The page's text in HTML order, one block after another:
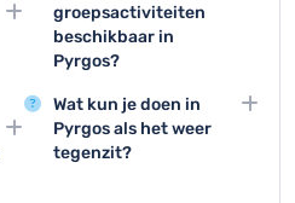
wijnproeverij en een
wandeling door het
historische
muziekoptredens,
traditionele
dansvoorstellingen en
kunsttentoonstellingen
in de verschillende
culturele centra van de
groepsactiviteiten
beschikbaar in
Pyrgos?
Groepen kunnen
deelnemen aan
georganiseerde
rondleidingen,
Wat kun je doen in
Pyrgos als het weer
tegenzit?